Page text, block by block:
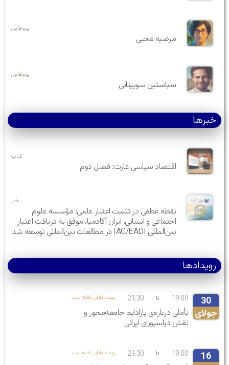
پروفایل
مرضیه محبی
پروفایل
سباستین سویینانی
خبرها
کتاب
اقتصاد سیاسی غارت: فصل دوم
خبر
نقطه عطفی در تثبیت اعتبار علمی: مؤسسه علوم
اجتماعی و انسانی، ایران آکادمیا، موفق به دریافت اعتبار
بین‌المللی IAC/EADI در مطالعات بین‌المللی توسعه شد
رویدادها
30
جولای
19:00 تا 21:30 .رویداد پایان یافته‌است
تأملی درباره‌ی پارادایم جامعه‌محور و
نقش دیاسپورای ایرانی
16
19:00 تا 21:30 .رویداد پایان یافته‌است